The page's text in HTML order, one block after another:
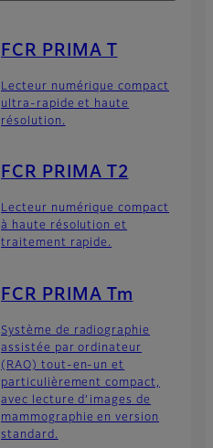
FCR PRIMA T
Lecteur numérique compact
ultra-rapide et haute
résolution.
FCR PRIMA T2
Lecteur numérique compact
à haute résolution et
traitement rapide.
FCR PRIMA Tm
Système de radiographie
assistée par ordinateur
(RAO) tout-en-un et
particulièrement compact,
avec lecture d’images de
mammographie en version
standard.